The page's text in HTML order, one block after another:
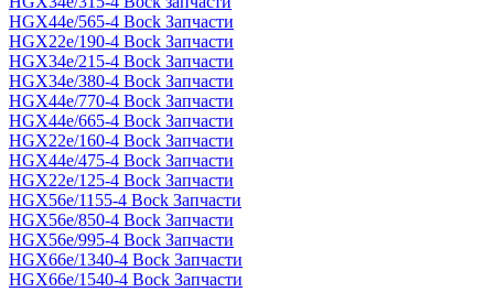
HGX44e/565-4 Bock Запчасти
HGX22e/190-4 Bock Запчасти
HGX34e/215-4 Bock Запчасти
HGX34e/380-4 Bock Запчасти
HGX44e/770-4 Bock Запчасти
HGX44e/665-4 Bock Запчасти
HGX22e/160-4 Bock Запчасти
HGX44e/475-4 Bock Запчасти
HGX22e/125-4 Bock Запчасти
HGX56e/1155-4 Bock Запчасти
HGX56e/850-4 Bock Запчасти
HGX56e/995-4 Bock Запчасти
HGX66e/1340-4 Bock Запчасти
HGX66e/1540-4 Bock Запчасти